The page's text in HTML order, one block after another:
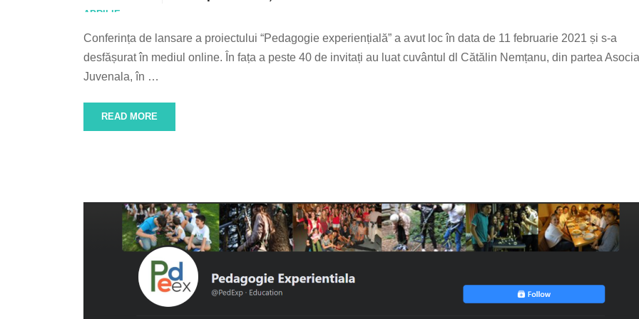
APRILIE
Conferința de lansare a proiectului “Pedagogie experiențială” a avut loc în data de 11 februarie 2021 și s-a
desfășurat în mediul online. În fața a peste 40 de invitați au luat cuvântul dl Cătălin Nemțanu, din partea
Juvenala, în …
READ MORE